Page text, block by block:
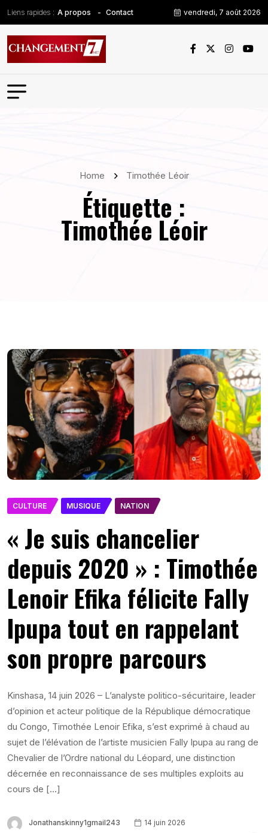
Liens rapides : A propos Contact vendredi, 7 août 2026
Home Timothée Léoir
Étiquette :
Timothée Léoir
CULTURE MUSIQUE NATION
« Je suis chancelier
depuis 2020 » : Timothée
Lenoir Efika félicite Fally
Ipupa tout en rappelant
son propre parcours
Kinshasa, 14 juin 2026 – L’analyste politico-sécuritaire, leader
d’opinion et acteur politique de la République démocratique
du Congo, Timothée Lenoir Efika, s’est exprimé à chaud au
sujet de l’élévation de l’artiste musicien Fally Ipupa au rang de
Chevalier de l’Ordre national du Léopard, une distinction
décernée en reconnaissance de ses multiples exploits au
cours de […]
Jonathanskinny1gmail243
14 juin 2026